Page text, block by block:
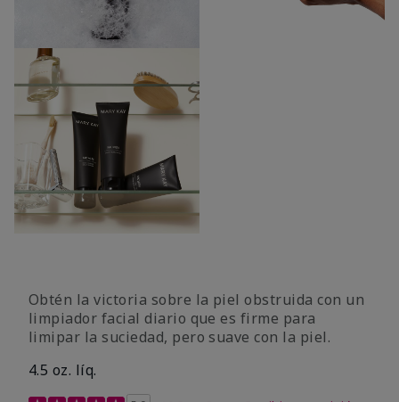
Obtén la victoria sobre la piel obstruida con un
limpiador facial diario que es firme para
limipar la suciedad, pero suave con la piel.
4.5 oz. líq.